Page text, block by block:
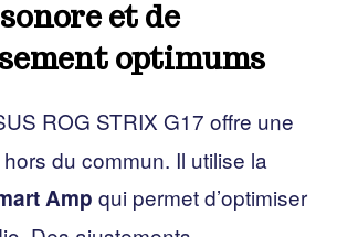
et de
optimums
ROG STRIX G17 offre une
du commun. Il utilise la
Amp qui permet d’optimiser